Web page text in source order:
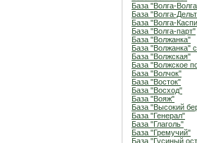
База "Волга-
База "Волга-
База "Волга-
База "Волга-парт"
База "Волжанка"
База "Волжанка"
База "Волжская"
База "Волжское
База "Волчок"
База "Восток"
База "Восход"
База "Вояж"
База "Высокий
База "Генерал"
База "Глаголь"
База "Гремучий"
База "Гусиный